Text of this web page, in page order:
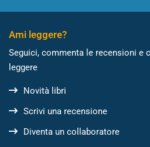
Ami leggere?
Seguici, commenta le recensioni e
leggere
Novità libri
Scrivi una recensione
Diventa un collaboratore